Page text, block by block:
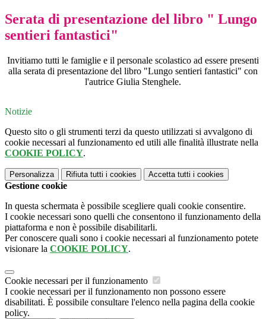
Serata di presentazione del libro " Lungo
sentieri fantastici"
Invitiamo tutti le famiglie e il personale scolastico ad essere presenti
alla serata di presentazione del libro "Lungo sentieri fantastici" con
l'autrice Giulia Stenghele.
Notizie
Questo sito o gli strumenti terzi da questo utilizzati si avvalgono di
cookie necessari al funzionamento ed utili alle finalità illustrate nella
COOKIE POLICY.
Personalizza Rifiuta tutti i cookies Accetta tutti i cookies
Gestione cookie
In questa schermata è possibile scegliere quali cookie consentire.
I cookie necessari sono quelli che consentono il funzionamento della
piattaforma e non è possibile disabilitarli.
Per conoscere quali sono i cookie necessari al funzionamento potete
visionare la COOKIE POLICY.
Cookie necessari per il funzionamento
I cookie necessari per il funzionamento non possono essere
disabilitati. È possibile consultare l'elenco nella pagina della cookie
policy.